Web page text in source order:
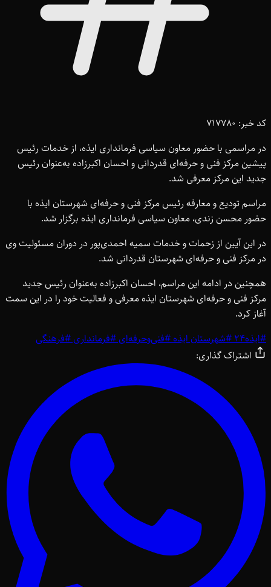
کد خبر: 717780
در مراسمی با حضور معاون سیاسی فرمانداری ایذه، از خدمات رئیس
پیشین مرکز فنی و حرفه‌ای قدردانی و احسان اکبرزاده به‌عنوان رئیس
جدید این مرکز معرفی شد.
مراسم تودیع و معارفه رئیس مرکز فنی و حرفه‌ای شهرستان ایذه با
حضور محسن زندی، معاون سیاسی فرمانداری ایذه برگزار شد.
در این آیین از زحمات و خدمات سمیه احمدی‌پور در دوران مسئولیت وی
در مرکز فنی و حرفه‌ای شهرستان قدردانی شد.
همچنین در ادامه این مراسم، احسان اکبرزاده به‌عنوان رئیس جدید
مرکز فنی و حرفه‌ای شهرستان ایذه معرفی و فعالیت خود را در این سمت
آغاز کرد.
#ایذه24 #شهرستان ایذه#فنی‌وحرفه‌ای#فرمانداری#فرهنگی
اشتراک گذاری: